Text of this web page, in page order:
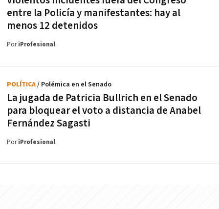
entre la Policía y manifestantes: hay al
menos 12 detenidos
PoriProfesional
La jugada de Patricia Bullrich en el Senado
para bloquear el voto a distancia de Anabel
Fernández Sagasti
POLÍTICA/ Polémica en el Senado
PoriProfesional